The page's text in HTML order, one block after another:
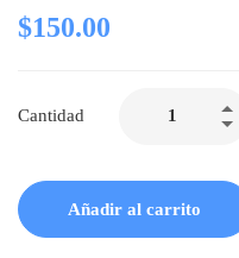
$150.00
Cantidad
Añadir al carrito